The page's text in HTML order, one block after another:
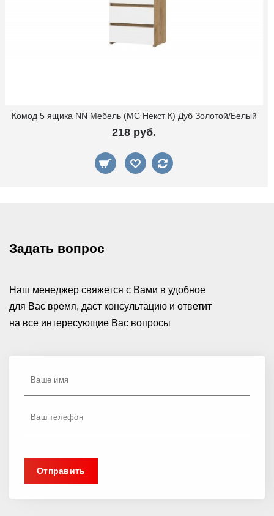
Комод 5 ящика NN Мебель (МС Некст К) Дуб Золотой/Белый
218 руб.
Задать вопрос
Наш менеджер свяжется с Вами в удобное
для Вас время, даст консультацию и ответит
на все интересующие Вас вопросы